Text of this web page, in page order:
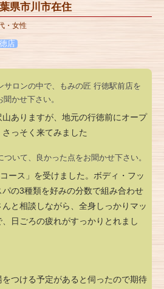
県市川市在住
・女性
店
サロンの中で、もみの匠 行徳駅前店を
かせ下さい。
ありますが、地元の行徳前にオープ
っそく来てみました
いて、良かった点をお聞かせ下さい。
ース」を受けました。ボディ・フッ
パの3種類を好みの分数で組み合わせ
と相談しながら、全身しっかりマッ
日ごろの疲れがすっかりとれまし
つける予定があると伺ったので期待